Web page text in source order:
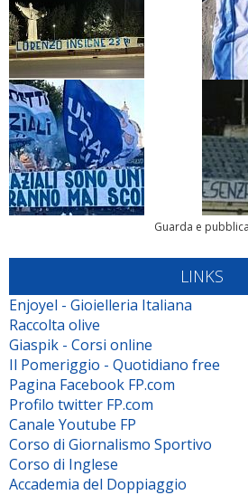
Guarda e pubblica
LINKS
Enjoyel - Gioielleria Italiana
Raccolta olive
Giaspik - Corsi online
Il Pomeriggio - Quotidiano free
Pagina Facebook FP.com
Profilo twitter FP.com
Canale Youtube FP
Corso di Giornalismo Sportivo
Corso di Inglese
Accademia del Doppiaggio